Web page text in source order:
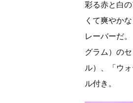
彩る赤と白
くて爽やか
レーバーだ
グラム）の
ル）、「ウ
ル付き。